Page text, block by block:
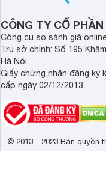
CÔNG TY CỔ
Công cụ so sánh giá
Trụ sở chính: Số 195
Hà Nội
Giấy chứng nhận đăng ký
cấp ngày 02/12/2013
© 2013 - 2023 Bản quyền